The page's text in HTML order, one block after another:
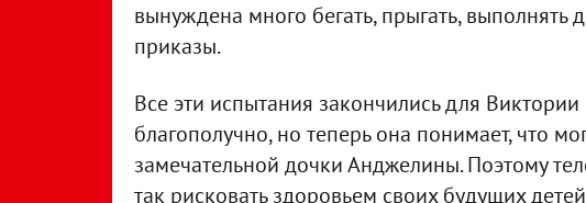
вынуждена много бегать, прыгать,
приказы.
Все эти испытания закончились для
благополучно, но теперь она понимает, что
замечательной дочки Анджелины. Поэтому
так рисковать здоровьем своих будущих